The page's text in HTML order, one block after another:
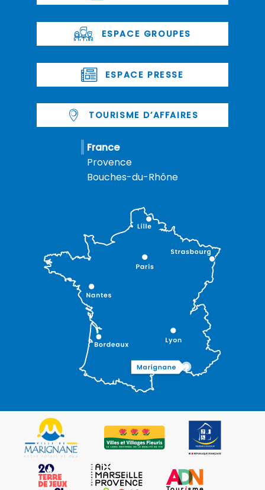
ESPACE GROUPES
ESPACE PRESSE
TOURISME D’AFFAIRES
France
Provence
Bouches-du-Rhône